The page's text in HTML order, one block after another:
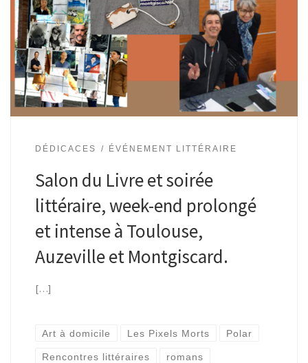
DÉDICACES ÉVÉNEMENT LITTÉRAIRE
Salon du Livre et soirée
littéraire, week-end prolongé
et intense à Toulouse,
Auzeville et Montgiscard.
[…]
Art à domicile Les Pixels Morts Polar
Rencontres littéraires romans